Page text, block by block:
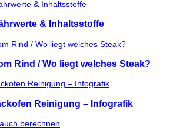
& Inhaltsstoffe
Rind / Wo liegt welches Steak?
Reinigung – Infografik